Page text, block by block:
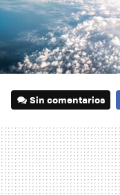
Sin comentarios